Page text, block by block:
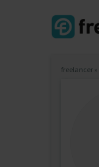
freelancer »